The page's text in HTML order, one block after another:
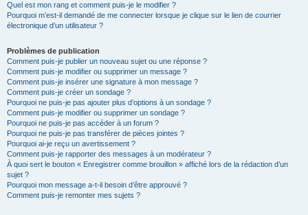
Quel est mon rang et comment puis-je le modifier ?
Pourquoi m’est-il demandé de me connecter lorsque je clique sur le lien de courrier
électronique d’un utilisateur ?
Problèmes de publication
Comment puis-je publier un nouveau sujet ou une réponse ?
Comment puis-je modifier ou supprimer un message ?
Comment puis-je insérer une signature à mon message ?
Comment puis-je créer un sondage ?
Pourquoi ne puis-je pas ajouter plus d’options à un sondage ?
Comment puis-je modifier ou supprimer un sondage ?
Pourquoi ne puis-je pas accéder à un forum ?
Pourquoi ne puis-je pas transférer de pièces jointes ?
Pourquoi ai-je reçu un avertissement ?
Comment puis-je rapporter des messages à un modérateur ?
À quoi sert le bouton « Enregistrer comme brouillon » affiché lors de la rédaction d’un
sujet ?
Pourquoi mon message a-t-il besoin d’être approuvé ?
Comment puis-je remonter mes sujets ?